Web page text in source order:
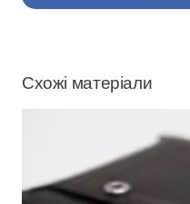
Схожі матеріали